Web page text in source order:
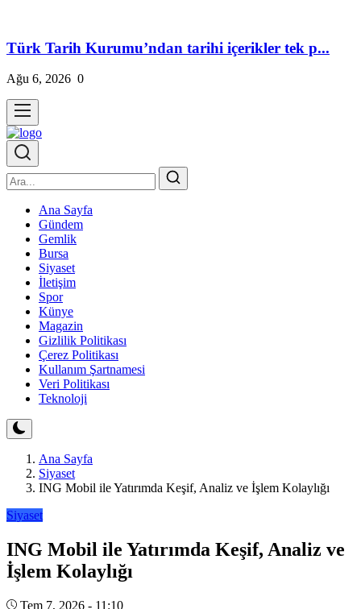
Türk Tarih Kurumu’ndan tarihi içerikler tek p...
Ağu 6, 2026 0
Ana Sayfa
Gündem
Gemlik
Bursa
Siyaset
İletişim
Spor
Künye
Magazin
Gizlilik Politikası
Çerez Politikası
Kullanım Şartnamesi
Veri Politikası
Teknoloji
Ana Sayfa
Siyaset
ING Mobil ile Yatırımda Keşif, Analiz ve İşlem Kolaylığı
Siyaset
ING Mobil ile Yatırımda Keşif, Analiz ve
İşlem Kolaylığı
Tem 7, 2026 - 11:10